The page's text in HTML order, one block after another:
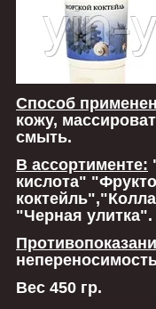
Способ
кожу,
смыть.
В ассортименте:
кислота"
"Черная улитка".
Вес 450 гр.